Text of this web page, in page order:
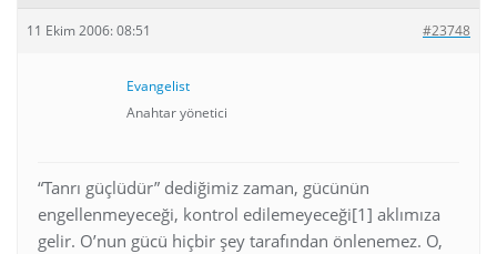
11 Ekim 2006: 08:51 #23748
Evangelist
Anahtar yönetici
“Tanrı güçlüdür” dediğimiz zaman, gücünün
engellenmeyeceği, kontrol edilemeyeceği[1] aklımıza
gelir. O’nun gücü hiçbir şey tarafından önlenemez. O,